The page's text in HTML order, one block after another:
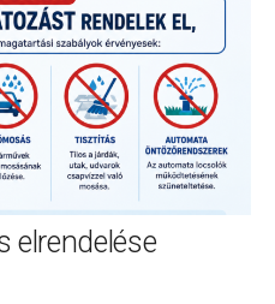
elrendelése